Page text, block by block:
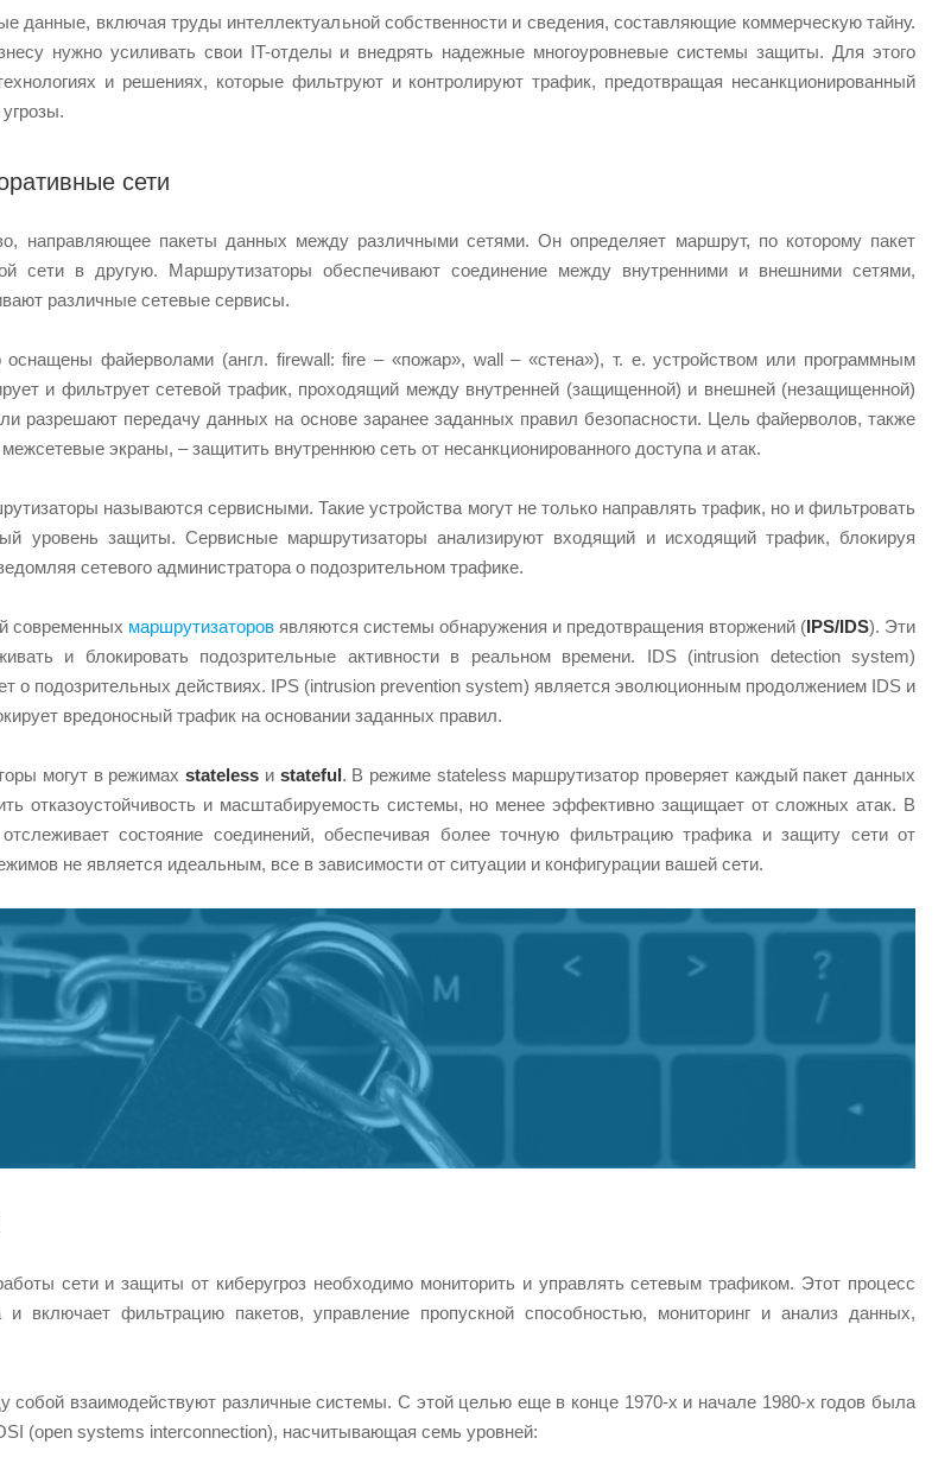
данные, включая труды интеллектуальной собственности и сведения, составляющие коммерческую тайну.
нужно усиливать свои IT-отделы и внедрять надежные многоуровневые системы защиты. Для этого
и решениях, которые фильтруют и контролируют трафик, предотвращая несанкционированный
сети
направляющее пакеты данных между различными сетями. Он определяет маршрут, по которому пакет
сети в другую. Маршрутизаторы обеспечивают соединение между внутренними и внешними сетями,
различные сетевые сервисы.
файерволами (англ. firewall: fire – «пожар», wall – «стена»), т. е. устройством или программным
и фильтрует сетевой трафик, проходящий между внутренней (защищенной) и внешней (незащищенной)
разрешают передачу данных на основе заранее заданных правил безопасности. Цель файерволов, также
экраны, – защитить внутреннюю сеть от несанкционированного доступа и атак.
называются сервисными. Такие устройства могут не только направлять трафик, но и фильтровать
уровень защиты. Сервисные маршрутизаторы анализируют входящий и исходящий трафик, блокируя
сетевого администратора о подозрительном трафике.
современных маршрутизаторов являются системы обнаружения и предотвращения вторжений (IPS/IDS). Эти
и блокировать подозрительные активности в реальном времени. IDS (intrusion detection system)
о подозрительных действиях. IPS (intrusion prevention system) является эволюционным продолжением IDS и
вредоносный трафик на основании заданных правил.
могут в режимахstateless и stateful. В режиме stateless маршрутизатор проверяет каждый пакет данных
отказоустойчивость и масштабируемость системы, но менее эффективно защищает от сложных атак. В
состояние соединений, обеспечивая более точную фильтрацию трафика и защиту сети от
не является идеальным, все в зависимости от ситуации и конфигурации вашей сети.
сети и защиты от киберугроз необходимо мониторить и управлять сетевым трафиком. Этот процесс
и включает фильтрацию пакетов, управление пропускной способностью, мониторинг и анализ данных,
собой взаимодействуют различные системы. С этой целью еще в конце 1970-х и начале 1980-х годов была
(open systems interconnection), насчитывающая семь уровней: